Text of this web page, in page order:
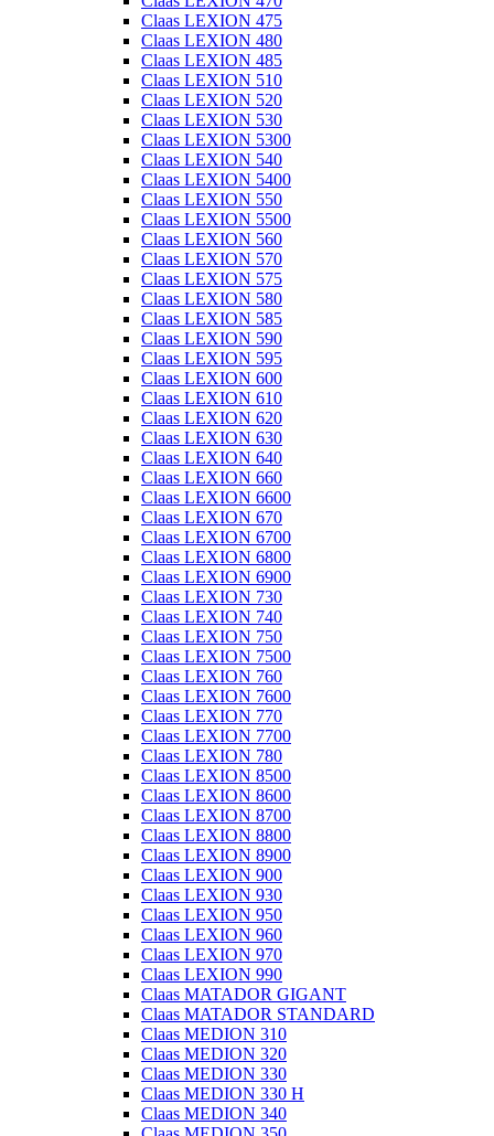
Claas LEXION 475
Claas LEXION 480
Claas LEXION 485
Claas LEXION 510
Claas LEXION 520
Claas LEXION 530
Claas LEXION 5300
Claas LEXION 540
Claas LEXION 5400
Claas LEXION 550
Claas LEXION 5500
Claas LEXION 560
Claas LEXION 570
Claas LEXION 575
Claas LEXION 580
Claas LEXION 585
Claas LEXION 590
Claas LEXION 595
Claas LEXION 600
Claas LEXION 610
Claas LEXION 620
Claas LEXION 630
Claas LEXION 640
Claas LEXION 660
Claas LEXION 6600
Claas LEXION 670
Claas LEXION 6700
Claas LEXION 6800
Claas LEXION 6900
Claas LEXION 730
Claas LEXION 740
Claas LEXION 750
Claas LEXION 7500
Claas LEXION 760
Claas LEXION 7600
Claas LEXION 770
Claas LEXION 7700
Claas LEXION 780
Claas LEXION 8500
Claas LEXION 8600
Claas LEXION 8700
Claas LEXION 8800
Claas LEXION 8900
Claas LEXION 900
Claas LEXION 930
Claas LEXION 950
Claas LEXION 960
Claas LEXION 970
Claas LEXION 990
Claas MATADOR GIGANT
Claas MATADOR STANDARD
Claas MEDION 310
Claas MEDION 320
Claas MEDION 330
Claas MEDION 330 H
Claas MEDION 340